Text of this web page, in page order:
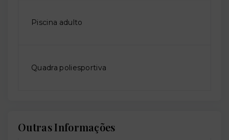
Piscina adulto
Quadra poliesportiva
Outras Informações